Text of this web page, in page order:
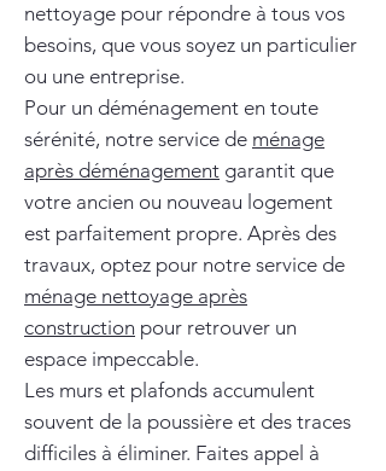
nettoyage pour répondre à tous vos
besoins, que vous soyez un particulier
ou une entreprise.
Pour un déménagement en toute
sérénité, notre service de ménage
après déménagement garantit que
votre ancien ou nouveau logement
est parfaitement propre. Après des
travaux, optez pour notre service de
ménage nettoyage après
construction pour retrouver un
espace impeccable.
Les murs et plafonds accumulent
souvent de la poussière et des traces
difficiles à éliminer. Faites appel à